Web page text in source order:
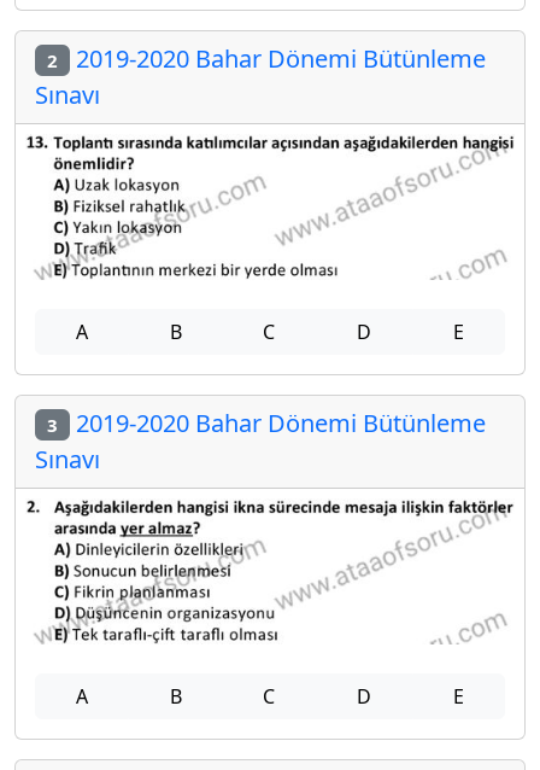
2 2019-2020 Bahar Dönemi Bütünleme
Sınavı
A B C D E
3 2019-2020 Bahar Dönemi Bütünleme
Sınavı
A B C D E